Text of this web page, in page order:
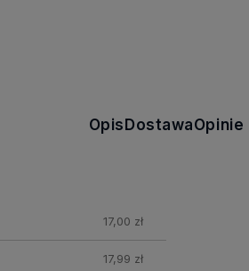
Opis DostawaOpinie
17,00 zł
17,99 zł